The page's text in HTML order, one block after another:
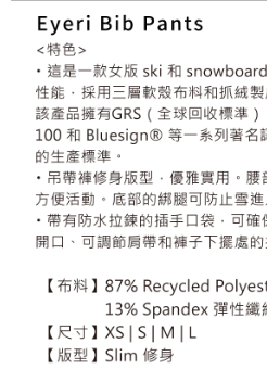
４．使用「AFTEE先享後付」時，將依
時審查核予不同之上限額度；若仍有額度
請求用戶進行身份認證。
５．嚴禁一人註冊多個帳號或使用他人
恩沛科技股份有限公司將有權停止該用